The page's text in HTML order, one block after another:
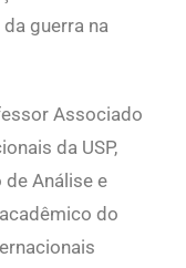
guerra na
Associado
da USP,
Análise e
do